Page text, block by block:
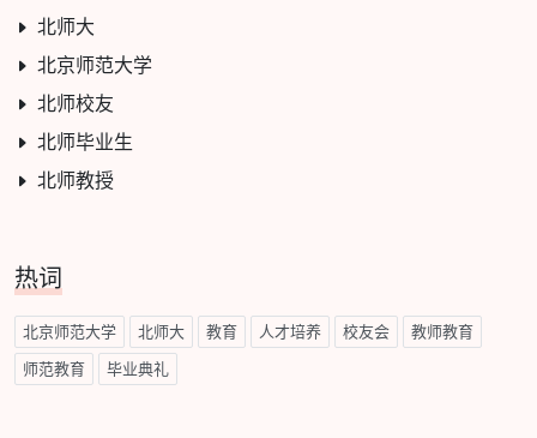
北师大
北京师范大学
北师校友
北师毕业生
北师教授
热词
北京师范大学 北师大 教育 人才培养 校友会 教师教育
师范教育 毕业典礼